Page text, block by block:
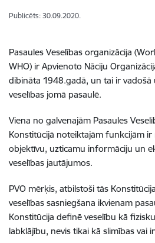
Publicēts: 30.09.2020.
Pasaules Veselības organizācija
WHO) ir Apvienoto Nāciju
dibināta 1948.gadā, un tai ir
veselības jomā pasaulē.
Viena no galvenajām Pasaules
Konstitūcijā noteiktajām funkcijām
objektīvu, uzticamu informāciju un
veselības jautājumos.
PVO mērķis, atbilstoši tās
veselības sasniegšana ikvienam
Konstitūcija definē veselību kā
labklājību, nevis tikai kā slimības vai